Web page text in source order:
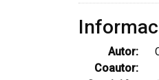
Autor:
Coautor: